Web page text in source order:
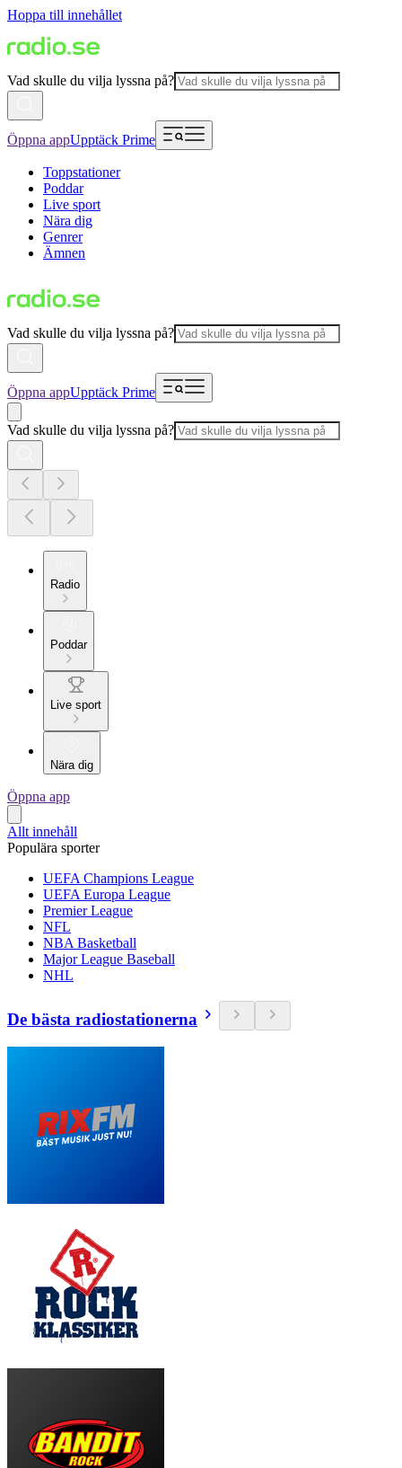
Hoppa till innehållet
Vad skulle du vilja lyssna på?
Öppna appUpptäck Prime
Toppstationer
Poddar
Live sport
Nära dig
Genrer
Ämnen
Vad skulle du vilja lyssna på?
Öppna appUpptäck Prime
Vad skulle du vilja lyssna på?
Radio
Poddar
Live sport
Nära dig
Öppna app
Allt innehåll
Populära sporter
UEFA Champions League
UEFA Europa League
Premier League
NFL
NBA Basketball
Major League Baseball
NHL
De bästa radiostationerna